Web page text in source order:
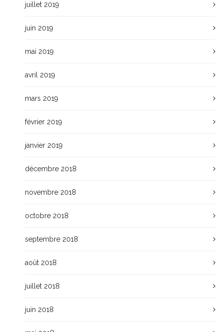
juillet 2019
juin 2019
mai 2019
avril 2019
mars 2019
février 2019
janvier 2019
décembre 2018
novembre 2018
octobre 2018
septembre 2018
août 2018
juillet 2018
juin 2018